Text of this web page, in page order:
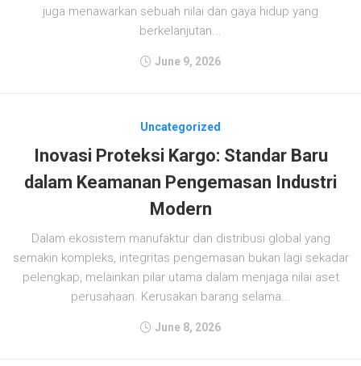
juga menawarkan sebuah nilai dan gaya hidup yang
berkelanjutan...
June 9, 2026
Uncategorized
Inovasi Proteksi Kargo: Standar Baru
dalam Keamanan Pengemasan Industri
Modern
Dalam ekosistem manufaktur dan distribusi global yang
semakin kompleks, integritas pengemasan bukan lagi sekadar
pelengkap, melainkan pilar utama dalam menjaga nilai aset
perusahaan. Kerusakan barang selama...
June 8, 2026